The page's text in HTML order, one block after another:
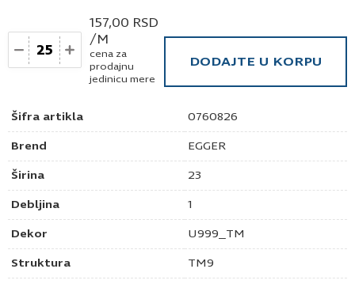
Šifra artikla 0760826
Brend EGGER
Širina 23
Debljina 1
Dekor U999_TM
Struktura TM9
Količina
157,00 RSD
/M
cena za
prodajnu
jedinicu mere
DODAJTE U KORPU